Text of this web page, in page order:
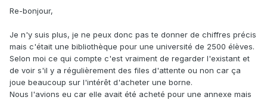
d'attente au prêt car sinon c'est très cher (en plus de la
avec les lecteurs.
Re-bonjour,
Je n'y suis plus, je ne peux donc pas te donner de chiffres précis
mais c'était une bibliothèque pour une université de 2500 élèves.
Selon moi ce qui compte c'est vraiment de regarder l'existant et
de voir s'il y a régulièrement des files d'attente ou non car ça
joue beaucoup sur l'intérêt d'acheter une borne.
Nous l'avions eu car elle avait été acheté pour une annexe mais